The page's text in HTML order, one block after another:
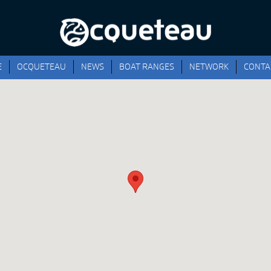
OCQUETEAU NEWS BOAT RANGES NETWORK